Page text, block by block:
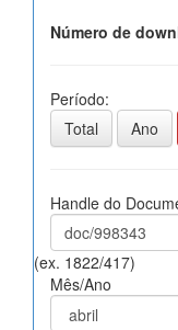
Número de
Período:
Total
Ano
Handle do
(ex. 1822/417)
Mês/Ano